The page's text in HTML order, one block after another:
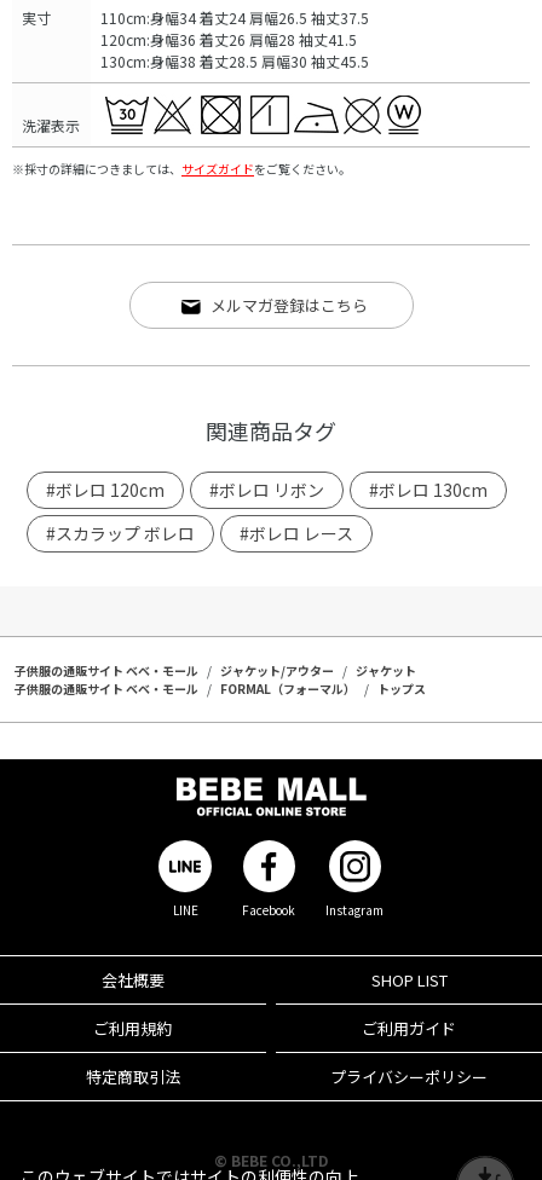
実寸
110cm:身幅34 着丈24 肩幅26.5 袖丈37.5
120cm:身幅36 着丈26 肩幅28 袖丈41.5
130cm:身幅38 着丈28.5 肩幅30 袖丈45.5
洗濯表示
※採寸の詳細につきましては、 サイズガイドをご覧ください。
メルマガ登録はこちら
関連商品タグ
#ボレロ 120cm #ボレロ リボン
#ボレロ 130cm
#スカラップ ボレロ
#ボレロ レース
子供服の通販サイト ベベ・モール ジャケット/アウター
ジャケット
子供服の通販サイト ベベ・モール
FORMAL（フォーマル） トップス
LINE Facebook Instagram
会社概要 SHOP LIST
ご利用規約 ご利用ガイド
特定商取引法 プライバシーポリシー
© BEBE CO.,LTD